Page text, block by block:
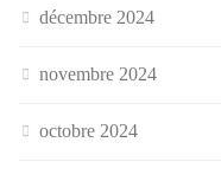
décembre 2024
novembre 2024
octobre 2024